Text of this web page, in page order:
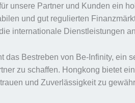
unsere Partner und Kunden ein
und gut regulierten
internationale Dienstleistungen
das Bestreben von Be-Infinity, ein
zu schaffen. Hongkong bietet
und Zuverlässigkeit zu